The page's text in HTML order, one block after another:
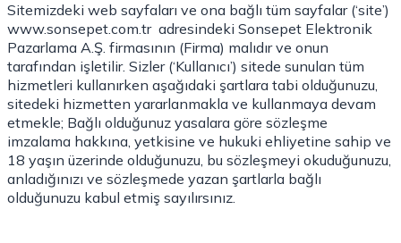
Sitemizdeki web sayfaları ve ona bağlı tüm sayfalar (‘site’)
www.sonsepet.com.tradresindeki Sonsepet Elektronik
Pazarlama A.Ş. firmasının (Firma) malıdır ve onun
tarafından işletilir. Sizler (‘Kullanıcı’) sitede sunulan tüm
hizmetleri kullanırken aşağıdaki şartlara tabi olduğunuzu,
sitedeki hizmetten yararlanmakla ve kullanmaya devam
etmekle; Bağlı olduğunuz yasalara göre sözleşme
imzalama hakkına, yetkisine ve hukuki ehliyetine sahip ve
18 yaşın üzerinde olduğunuzu, bu sözleşmeyi okuduğunuzu,
anladığınızı ve sözleşmede yazan şartlarla bağlı
olduğunuzu kabul etmiş sayılırsınız.